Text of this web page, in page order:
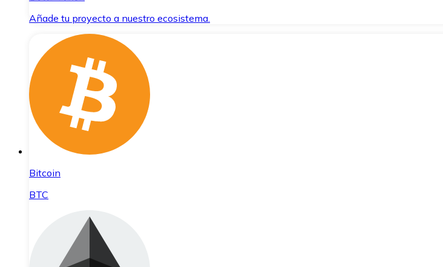
Añade tu proyecto a nuestro ecosistema.
Bitcoin
BTC